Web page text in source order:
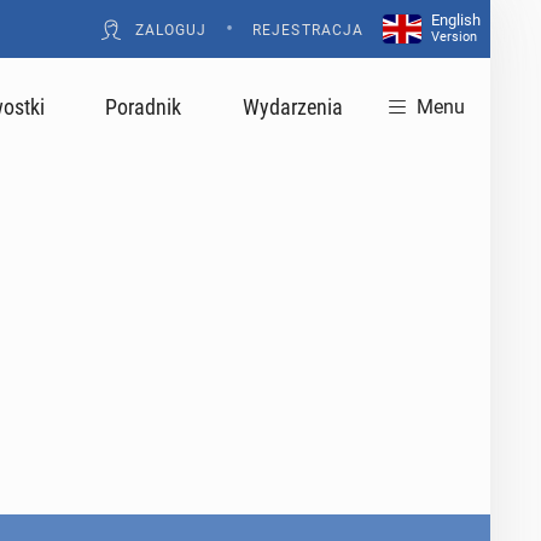
ZALOGUJ • REJESTRACJA
English
Version
Poradnik Wydarzenia Menu